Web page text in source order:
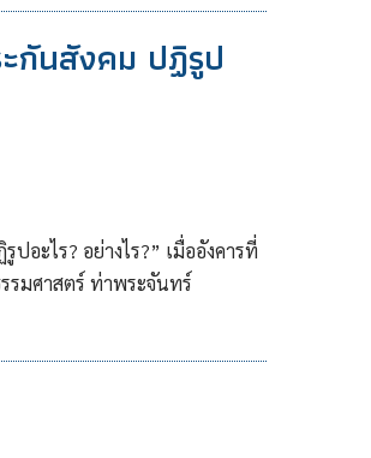
กันสังคม ปฏิรูป
อะไร? อย่างไร?” เมื่ออังคารที่
รมศาสตร์ ท่าพระจันทร์